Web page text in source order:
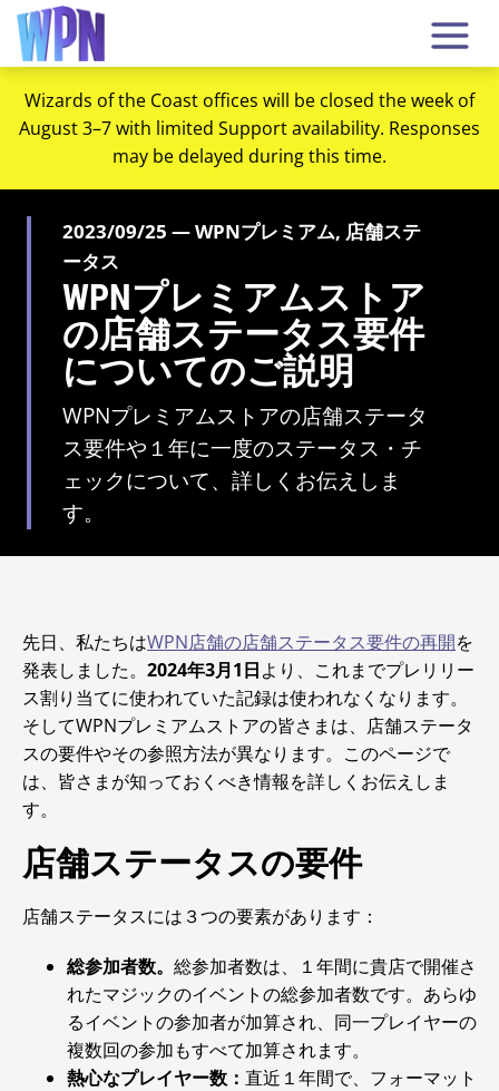
Wizards of the Coast offices will be closed the week of
August 3–7 with limited Support availability. Responses
may be delayed during this time.
2023/09/25 — WPNプレミアム, 店舗ステ
ータス
WPNプレミアムストア
の店舗ステータス要件
についてのご説明
WPNプレミアムストアの店舗ステータ
ス要件や１年に一度のステータス・チ
ェックについて、詳しくお伝えしま
す。
先日、私たちはWPN店舗の店舗ステータス要件の再開を
発表しました。 2024年3月1日より、これまでプレリリー
ス割り当てに使われていた記録は使われなくなります。
そしてWPNプレミアムストアの皆さまは、店舗ステータ
スの要件やその参照方法が異なります。このページで
は、皆さまが知っておくべき情報を詳しくお伝えしま
す。
店舗ステータスの要件
店舗ステータスには３つの要素があります：
総参加者数。 総参加者数は、１年間に貴店で開催さ
れたマジックのイベントの総参加者数です。あらゆ
るイベントの参加者が加算され、同一プレイヤーの
複数回の参加もすべて加算されます。
熱心なプレイヤー数： 直近１年間で、フォーマット